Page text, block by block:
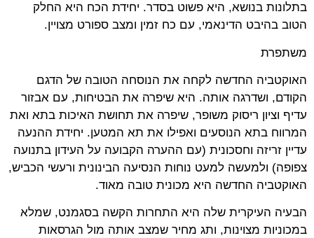
בתלונות בנושא, היא פשוט בסדר. יחידת הכח היא החלק
הטוב בהיבט הדינאמי, עם כח זמין ומצב ספורט מצויין.
משתפרת
האוקטביה החדשה לקחה את הנוסחה הטובה של הדגם
הקודם, ושדרגה אותה. היא שיפרה את הבטיחות, עם אבזור
עדיף וציון ריסוק משופר, שיפרה את תחושת האיכות בתא ואת
המרווח בתא הנוסעים ואפילו את תא המטען. יחידת ההנעה
עדיין זריזה וחסכונית (עם ההערה הקבועה על העידון בתנועה
צפופה) ולמעשה למעט נוחות הנסיעה הבינונית ורעשי הכביש,
האוקטביה החדשה היא מכונית טובה מאוד.
הבעיה העיקרית שלה היא התחרות הקשה בסגמנט, שמלא
במכוניות מצוינות, ותג מחיר שמצב אותה מול הגרסאות